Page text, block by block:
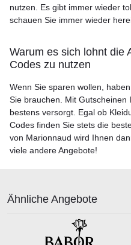
nutzen. Es gibt immer wieder
schauen Sie immer wieder
Warum es sich lohnt die
Codes zu nutzen
Wenn Sie sparen wollen,
Sie brauchen. Mit Gutscheinen
bestens versorgt. Egal ob
Codes finden Sie stets die
von Marionnaud wird Ihnen
viele andere Angebote!
Ähnliche Angebote